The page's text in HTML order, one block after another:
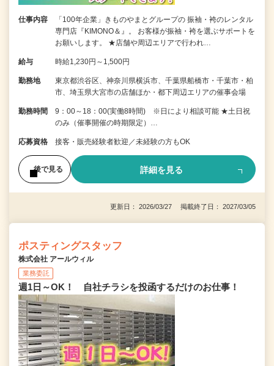
仕事内容
「100年企業」きものやまとグループの 振袖・袴のレンタル
専門店『KIMONO＆』。 お客様が振袖・袴を選ぶサポートを
お願いします。 ★店舗や周辺エリアで行われ…
給与 時給1,230円～1,500円
勤務地
東京都渋谷区、神奈川県横浜市、千葉県船橋市・千葉市・柏
市、埼玉県大宮市の店舗ほか・都下周辺エリアの催事会場
勤務時間
9：00～18：00(実働8時間) ※日により相談可能 ★土日祝
のみ（催事開催の時期限定）…
応募資格 接客・販売経験者歓迎／未経験の方もOK
後で見る 詳細を見る
更新日： 2026/03/27 掲載終了日： 2027/03/05
ポスティングスタッフ
株式会社 アールウィル
業務委託
週1日～OK！ 自社チラシを投函するだけのお仕事！